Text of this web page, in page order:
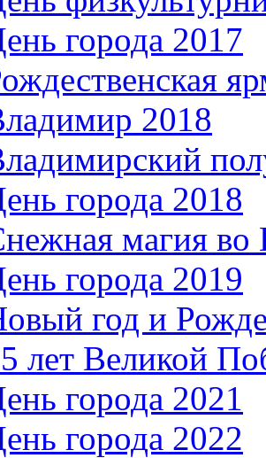
города 2017
2018
города 2018
магия во
города 2019
год и
лет Великой
города 2021
города 2022